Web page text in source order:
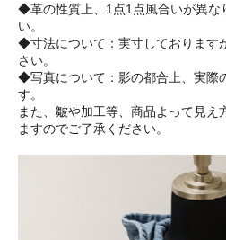
◆革の性質上、1点1点風合いが異な
い。
◆寸法について：実寸しております
さい。
◆写真について：影の都合上、実際
す。
また、皺や加工等、商品よって見え
ますのでご了承ください。